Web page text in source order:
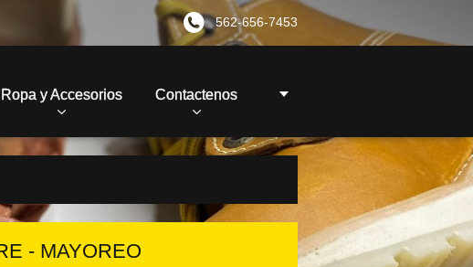
562-656-7453
Ropa y Accesorios Contactenos
- MAYOREO